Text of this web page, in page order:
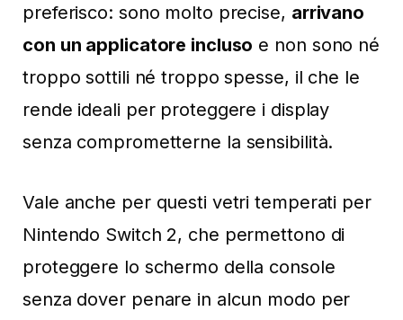
preferisco: sono molto precise, arrivano
con un applicatore incluso e non sono né
troppo sottili né troppo spesse, il che le
rende ideali per proteggere i display
senza comprometterne la sensibilità.
Vale anche per questi vetri temperati per
Nintendo Switch 2, che permettono di
proteggere lo schermo della console
senza dover penare in alcun modo per